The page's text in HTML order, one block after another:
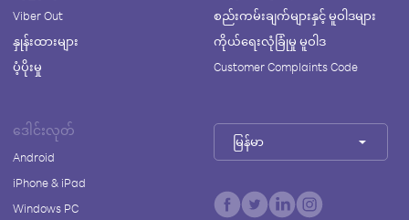
Viber Out
နှုန်းထားများ
ပံ့ပိုးမှု
စည်းကမ်းချက်များနှင့် မူဝါဒများ
ကိုယ်ရေးလုံခြုံမှု မူဝါဒ
Customer Complaints Code
ဒေါင်းလုတ်
Android
iPhone & iPad
Windows PC
မြန်မာ